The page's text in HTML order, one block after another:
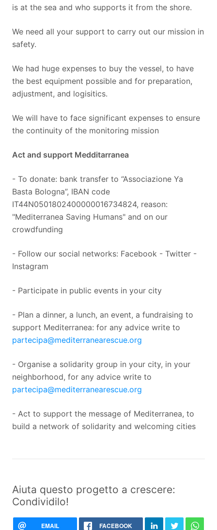
is at the sea and who supports it from the shore.
We need all your support to carry out our mission in
safety.
We had huge expenses to buy the vessel, to have
the best equipment possible and for preparation,
adjustment, and logisitics.
We will have to face significant expenses to ensure
the continuity of the monitoring mission
Act and support Medditarranea
- To donate: bank transfer to “Associazione Ya
Basta Bologna”, IBAN code
IT44N0501802400000016734824, reason:
"Mediterranea Saving Humans" and on our
crowdfunding
- Follow our social networks: Facebook - Twitter -
Instagram
- Participate in public events in your city
- Plan a dinner, a lunch, an event, a fundraising to
support Mediterranea: for any advice write to
partecipa@mediterranearescue.org
- Organise a solidarity group in your city, in your
neighborhood, for any advice write to
partecipa@mediterranearescue.org
- Act to support the message of Mediterranea, to
build a network of solidarity and welcoming cities
Aiuta questo progetto a crescere:
Condividilo!
EMAIL FACEBOOK